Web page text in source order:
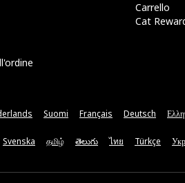
Carrello
Cat
Suomi Français Deutsch
Svenska தமிழ் తెలుగు ไทย Türkçe